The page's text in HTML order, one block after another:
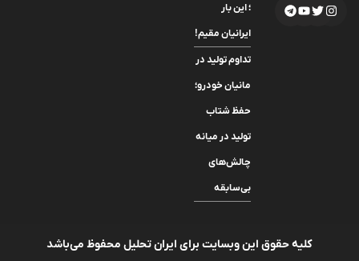
؛ این بار
ایرانیان مقیم!
تداوم تولید در
مانیان خودرو؛
حفظ شتاب
تولید در میانه
چالش‌های
بی‌سابقه
کلیه حقوق این وبسایت برای ایران تحلیل محفوظ می‌باشد